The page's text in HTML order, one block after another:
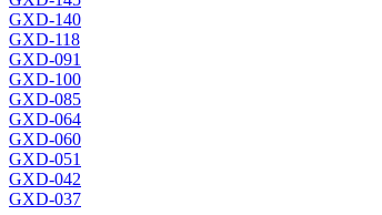
GXD-140
GXD-118
GXD-091
GXD-100
GXD-085
GXD-064
GXD-060
GXD-051
GXD-042
GXD-037